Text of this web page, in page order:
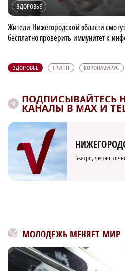
ЗДОРОВЬЕ
Жители Нижегородской области смогут
бесплатно проверить иммунитет к
ЗДОРОВЬЕ ГРИПП КОРОНАВИРУС
ПОДПИСЫВАЙТЕСЬ
КАНАЛЫ В MAX И
Быстро, честно,
МОЛОДЕЖЬ МЕНЯЕТ МИР